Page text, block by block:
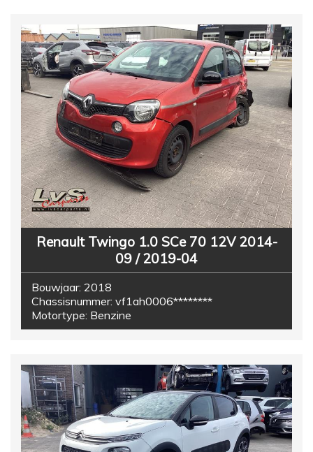
Renault Twingo 1.0 SCe 70 12V 2014-
09 / 2019-04
Bouwjaar: 2018
Chassisnummer: vf1ah0006********
Motortype: Benzine